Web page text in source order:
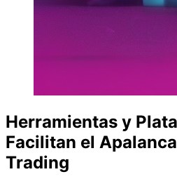
Herramientas y
Facilitan el
Trading